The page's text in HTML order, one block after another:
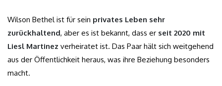
Wilson Bethel ist für sein privates Leben sehr
zurückhaltend, aber es ist bekannt, dass er seit 2020 mit
Liesl Martinez verheiratet ist. Das Paar hält sich weitgehend
aus der Öffentlichkeit heraus, was ihre Beziehung besonders
macht.